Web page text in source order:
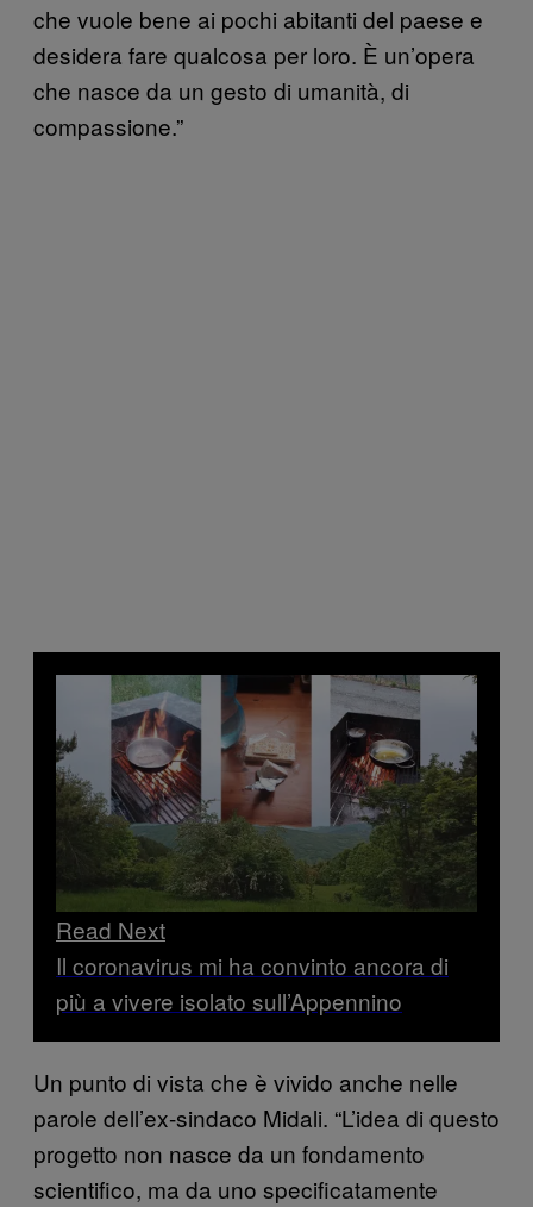
che vuole bene ai pochi abitanti del paese e
desidera fare qualcosa per loro. È un’opera
che nasce da un gesto di umanità, di
compassione.”
Read Next
Il coronavirus mi ha convinto ancora di
più a vivere isolato sull’Appennino
Un punto di vista che è vivido anche nelle
parole dell’ex-sindaco Midali. “L’idea di questo
progetto non nasce da un fondamento
scientifico, ma da uno specificatamente